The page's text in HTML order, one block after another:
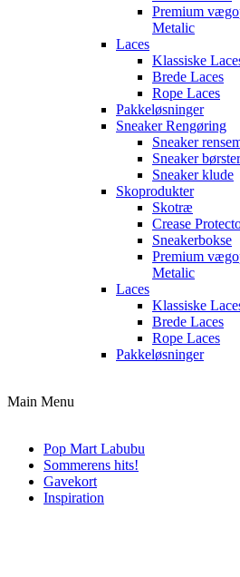
Premium
Metalic
Laces
Klassiske
Brede Laces
Rope Laces
Pakkeløsninger
Sneaker Rengøring
Sneaker
Sneaker børster
Sneaker klude
Skoprodukter
Skotræ
Crease
Sneakerbokse
Premium
Metalic
Laces
Klassiske
Brede Laces
Rope Laces
Pakkeløsninger
Main Menu
Pop Mart Labubu
Sommerens hits!
Gavekort
Inspiration